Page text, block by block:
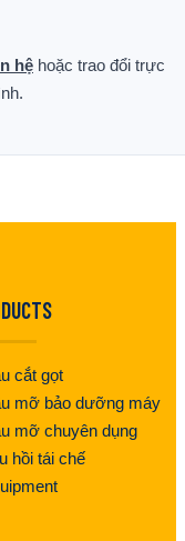
hệ hoặc trao đổi trực
cắt gọt
mỡ bảo dưỡng máy
mỡ chuyên dụng
hồi tái chế